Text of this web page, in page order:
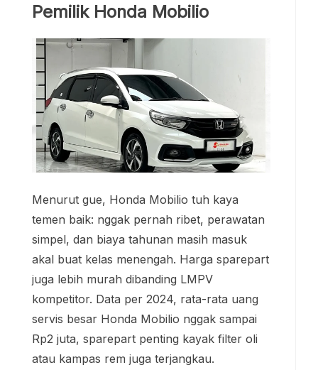
Pemilik Honda Mobilio
Menurut gue, Honda Mobilio tuh kaya
temen baik: nggak pernah ribet, perawatan
simpel, dan biaya tahunan masih masuk
akal buat kelas menengah. Harga sparepart
juga lebih murah dibanding LMPV
kompetitor. Data per 2024, rata-rata uang
servis besar Honda Mobilio nggak sampai
Rp2 juta, sparepart penting kayak filter oli
atau kampas rem juga terjangkau.